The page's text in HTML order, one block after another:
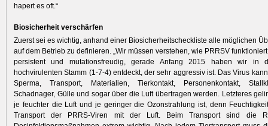
hapert es oft.“
Biosicherheit verschärfen
Zuerst sei es wichtig, anhand einer Biosicherheitscheckliste alle möglichen
auf dem Betrieb zu definieren. „Wir müssen verstehen, wie PRRSV
persistent und mutationsfreudig, gerade Anfang 2015 haben wir in
hochvirulenten Stamm (1-7-4) entdeckt, der sehr aggressiv ist. Das Virus
Sperma, Transport, Materialien, Tierkontakt, Personenkontakt,
Schadnager, Gülle und sogar über die Luft übertragen werden. Letzteres
je feuchter die Luft und je geringer die Ozonstrahlung ist, denn
Transport der PRRS-Viren mit der Luft. Beim Transport sind die